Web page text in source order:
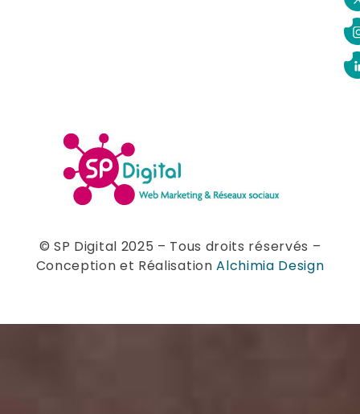
© SP Digital 2025 – Tous droits réservés –
Conception et RéalisationAlchimia Design